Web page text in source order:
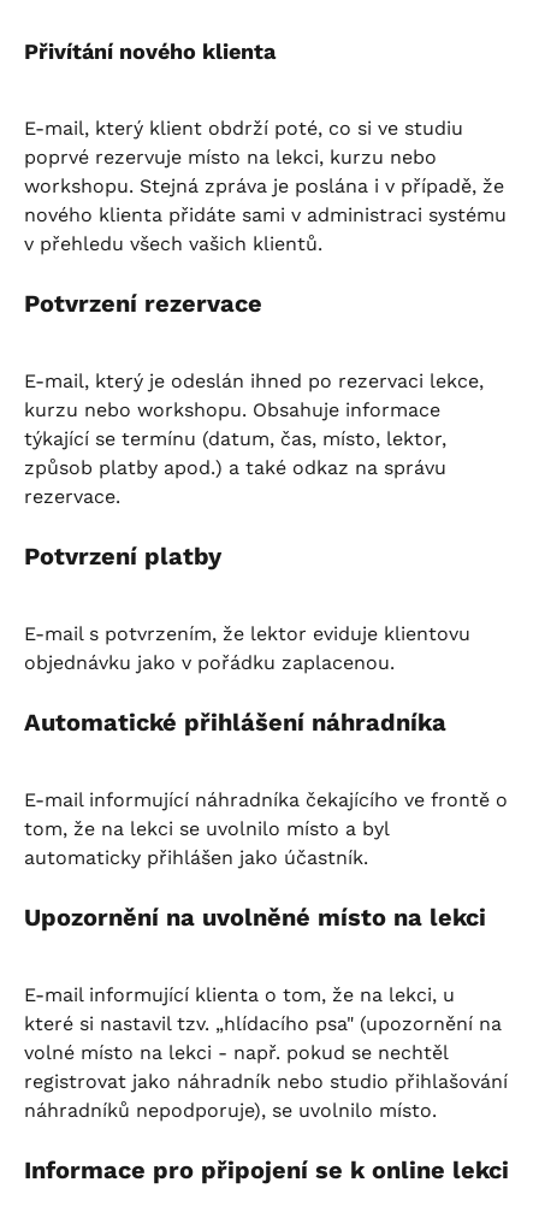
Přivítání nového klienta
E-mail, který klient obdrží poté, co si ve studiu
poprvé rezervuje místo na lekci, kurzu nebo
workshopu. Stejná zpráva je poslána i v případě, že
nového klienta přidáte sami v administraci systému
v přehledu všech vašich klientů.
Potvrzení rezervace
E-mail, který je odeslán ihned po rezervaci lekce,
kurzu nebo workshopu. Obsahuje informace
týkající se termínu (datum, čas, místo, lektor,
způsob platby apod.) a také odkaz na správu
rezervace.
Potvrzení platby
E-mail s potvrzením, že lektor eviduje klientovu
objednávku jako v pořádku zaplacenou.
Automatické přihlášení náhradníka
E-mail informující náhradníka čekajícího ve frontě o
tom, že na lekci se uvolnilo místo a byl
automaticky přihlášen jako účastník.
Upozornění na uvolněné místo na lekci
E-mail informující klienta o tom, že na lekci, u
které si nastavil tzv. „hlídacího psa" (upozornění na
volné místo na lekci - např. pokud se nechtěl
registrovat jako náhradník nebo studio přihlašování
náhradníků nepodporuje), se uvolnilo místo.
Informace pro připojení se k online lekci